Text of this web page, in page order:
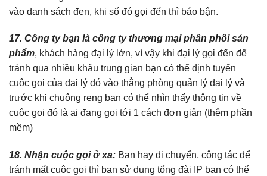
vào danh sách đen, khi số đó gọi đến thì báo bận.
17. Công ty bạn là công ty thương mại phân phối sản
phẩm, khách hàng đại lý lớn, vì vậy khi đại lý gọi đến để
tránh qua nhiều khâu trung gian bạn có thể định tuyến
cuộc gọi của đại lý đó vào thẳng phòng quản lý đại lý và
trước khi chuông reng bạn có thể nhìn thấy thông tin về
cuộc gọi đó là ai đang gọi tới 1 cách đơn giản (thêm phần
mềm)
18. Nhận cuộc gọi ở xa: Bạn hay di chuyển, công tác để
tránh mất cuộc gọi thì bạn sử dụng tổng đài IP bạn có thể